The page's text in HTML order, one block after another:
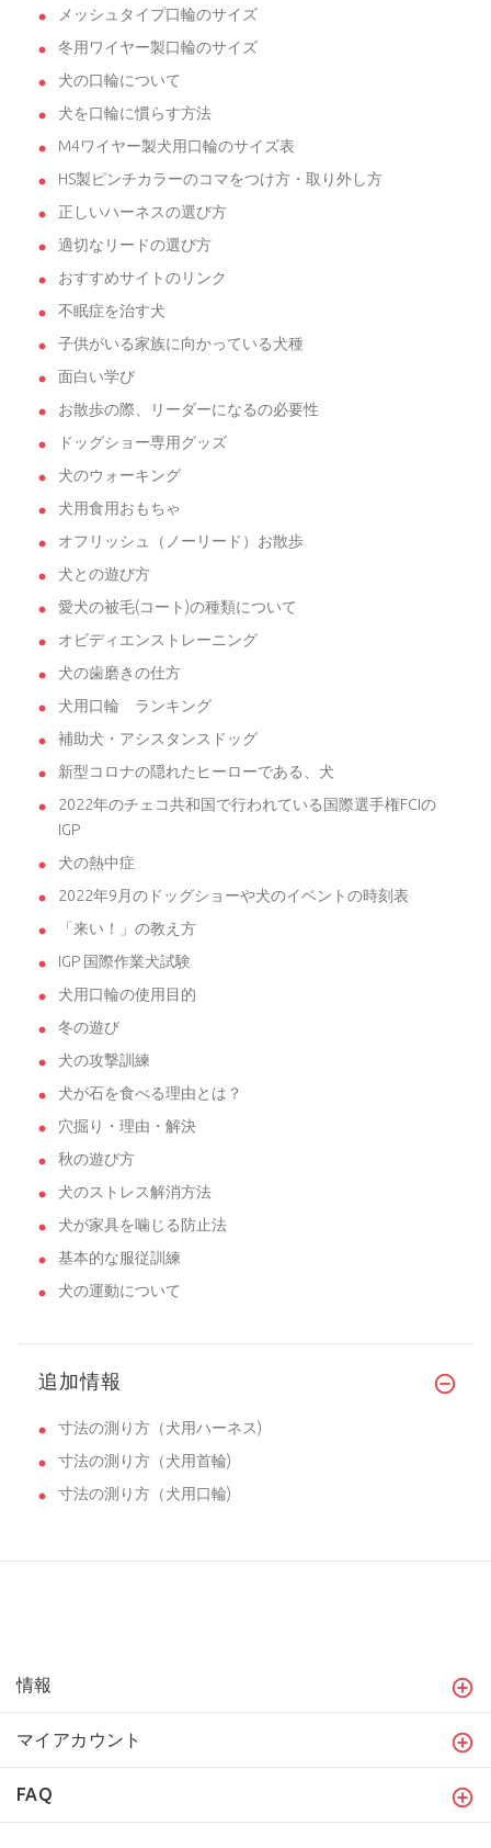
メッシュタイプ口輪のサイズ
冬用ワイヤー製口輪のサイズ
犬の口輪について
犬を口輪に慣らす方法
M4ワイヤー製犬用口輪のサイズ表
HS製ピンチカラーのコマをつけ方・取り外し方
正しいハーネスの選び方
適切なリードの選び方
おすすめサイトのリンク
不眠症を治す犬
子供がいる家族に向かっている犬種
面白い学び
お散歩の際、リーダーになるの必要性
ドッグショー専用グッズ
犬のウォーキング
犬用食用おもちゃ
オフリッシュ（ノーリード）お散歩
犬との遊び方
愛犬の被毛(コート)の種類について
オビディエンストレーニング
犬の歯磨きの仕方
犬用口輪 ランキング
補助犬・アシスタンスドッグ
新型コロナの隠れたヒーローである、犬
2022年のチェコ共和国で行われている国際選手権FCIの
IGP
犬の熱中症
2022年9月のドッグショーや犬のイベントの時刻表
「来い！」の教え方
IGP 国際作業犬試験
犬用口輪の使用目的
冬の遊び
犬の攻撃訓練
犬が石を食べる理由とは？
穴掘り・理由・解決
秋の遊び方
犬のストレス解消方法
犬が家具を噛じる防止法
基本的な服従訓練
犬の運動について
追加情報
寸法の測り方（犬用ハーネス)
寸法の測り方（犬用首輪)
寸法の測り方（犬用口輪)
情報
マイアカウント
FAQ